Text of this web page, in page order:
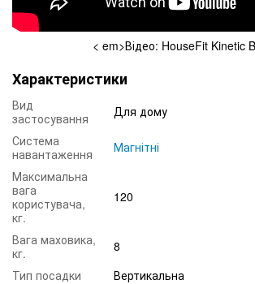
< em>Відео: HouseFit Kinetic
Характеристики
Вид
застосування
Для дому
Система
навантаження
Магнітні
Максимальна
вага
користувача,
кг.
120
Вага маховика,
кг.
8
Тип посадки
Вертикальна